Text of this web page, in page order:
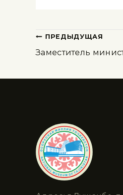
ПРЕДЫДУЩАЯ
Заместитель